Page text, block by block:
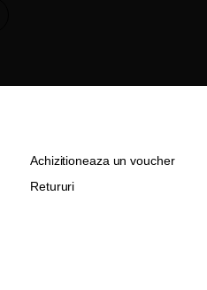
Achizitioneaza un voucher
Retururi